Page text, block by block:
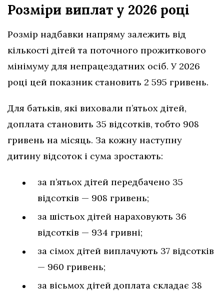
Розміри виплат у 2026 році
Розмір надбавки напряму залежить від
кількості дітей та поточного прожиткового
мінімуму для непрацездатних осіб. У 2026
році цей показник становить 2 595 гривень.
Для батьків, які виховали п’ятьох дітей,
доплата становить 35 відсотків, тобто 908
гривень на місяць. За кожну наступну
дитину відсоток і сума зростають:
за п’ятьох дітей передбачено 35
відсотків — 908 гривень;
за шістьох дітей нараховують 36
відсотків — 934 гривні;
за сімох дітей виплачують 37 відсотків
— 960 гривень;
за вісьмох дітей доплата складає 38